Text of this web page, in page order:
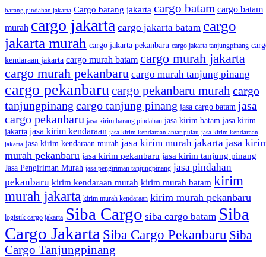
barang pindahan jakarta Cargo barang jakarta cargo batam cargo batam
murah cargo jakarta cargo jakarta batam cargo
jakarta murah cargo jakarta pekanbaru cargo jakarta tanjungpinang
kendaraan jakarta cargo murah batam cargo murah jakarta
cargo murah pekanbaru cargo murah tanjung pinang
cargo pekanbaru cargo pekanbaru murah cargo
tanjungpinang cargo tanjung pinang jasa cargo batam jasa
cargo pekanbaru jasa kirim barang pindahan jasa kirim batam jasa kirim
jakarta jasa kirim kendaraan jasa kirim kendaraan antar pulau jasa kirim kendaraan
jakarta jasa kirim kendaraan murah jasa kirim murah jakarta jasa
murah pekanbaru jasa kirim pekanbaru jasa kirim tanjung pinang
Jasa Pengiriman Murah jasa pengiriman tanjungpinang jasa pindahan
pekanbaru kirim kendaraan murah kirim murah batam kirim
murah jakarta kirim murah kendaraan kirim murah pekanbaru
logistik cargo jakarta Siba Cargo siba cargo batam Siba
Cargo Jakarta Siba Cargo Pekanbaru Siba
Cargo Tanjungpinang